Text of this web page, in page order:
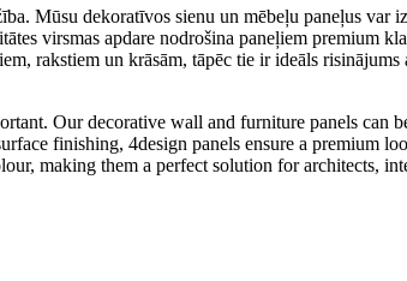
Mūsu dekoratīvos sienu un mēbeļu paneļus var
virsmas apdare nodrošina paneļiem premium
rakstiem un krāsām, tāpēc tie ir ideāls
Our decorative wall and furniture panels can
finishing, 4design panels ensure a premium
making them a perfect solution for architects,